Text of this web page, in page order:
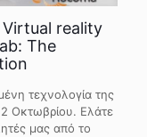
Virtual reality
The
τεχνολογία της
Οκτωβρίου. Ελάτε
μας από το